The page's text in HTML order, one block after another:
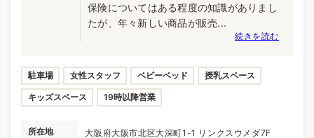
保険についてはある程度の知識がありまし
たが、年々新しい商品が販売...
続きを読む
駐車場 女性スタッフ ベビーベッド 授乳スペース
キッズスペース 19時以降営業
所在地 大阪府大阪市北区大深町1-1 リンクスウメダ7F